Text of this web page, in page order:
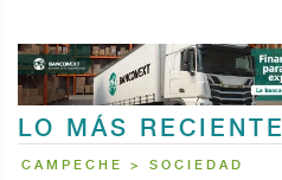
LO MÁS RECIENTE
CAMPECHE > SOCIEDAD